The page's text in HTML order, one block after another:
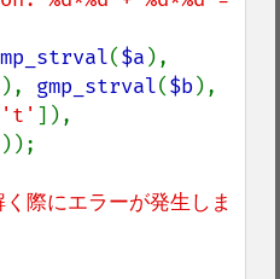
($a
gmp_strval($b),
't'
際にエラーが発生しま